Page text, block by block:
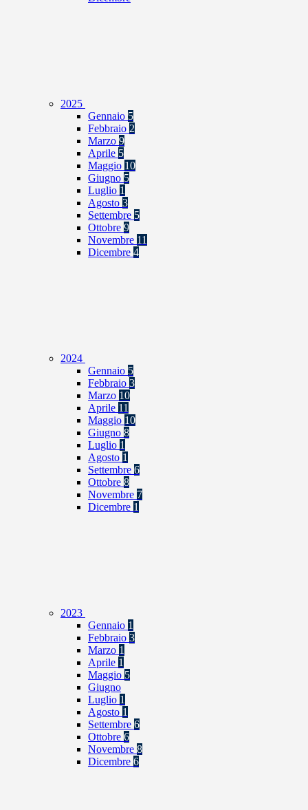
2025
Gennaio 5
Febbraio 2
Marzo 9
Aprile 5
Maggio 10
Giugno 5
Luglio 1
Agosto 3
Settembre 5
Ottobre 9
Novembre 11
Dicembre 4
2024
Gennaio 5
Febbraio 3
Marzo 10
Aprile 11
Maggio 10
Giugno 8
Luglio 1
Agosto 1
Settembre 6
Ottobre 8
Novembre 7
Dicembre 1
2023
Gennaio 1
Febbraio 3
Marzo 1
Aprile 1
Maggio 5
Giugno
Luglio 1
Agosto 1
Settembre 6
Ottobre 6
Novembre 8
Dicembre 6